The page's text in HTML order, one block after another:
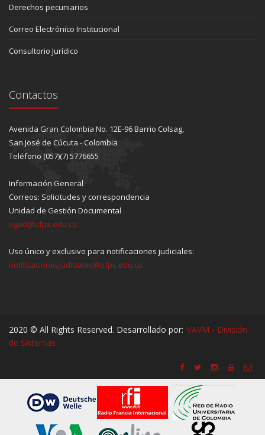
Derechos pecuniarios
Correo Electrónico Institucional
Consultorio Jurídico
Contactos
Avenida Gran Colombia No. 12E-96 Barrio Colsag,
San José de Cúcuta - Colombia
Teléfono (057)(7) 5776655
Información General
Correos: Solicitudes y correspondencia
Unidad de Gestión Documental
ugad@ufps.edu.co
Uso único y exclusivo para notificaciones judiciales:
notificacionesjudiciales@ufps.edu.co
2020 © All Rights Reserved. Desarrollado por: VAVM - División
de Sistemas